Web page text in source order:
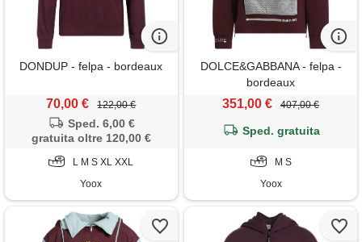
DONDUP - felpa - bordeaux
70,00 € 122,00 €
Sped. 6,00 €
gratuita oltre 120,00 €
L M S XL XXL
Yoox
DOLCE&GABBANA - felpa -
bordeaux
351,00 € 407,00 €
Sped. gratuita
M S
Yoox